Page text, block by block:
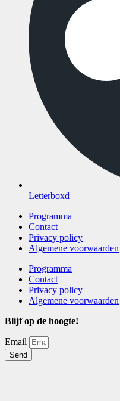
Letterboxd
Programma
Contact
Privacy policy
Algemene voorwaarden
Programma
Contact
Privacy policy
Algemene voorwaarden
Blijf op de hoogte!
Email
Send